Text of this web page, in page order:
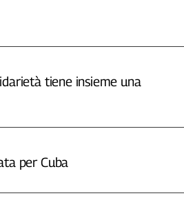
tiene insieme una
per Cuba